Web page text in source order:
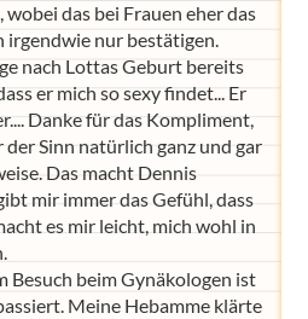
das bei Frauen eher das
irgendwie nur bestätigen.
nach Lottas Geburt bereits
er mich so sexy findet... Er
Danke für das Kompliment,
Sinn natürlich ganz und gar
Das macht Dennis
mir immer das Gefühl, dass
es mir leicht, mich wohl in
Besuch beim Gynäkologen ist
Meine Hebamme klärte